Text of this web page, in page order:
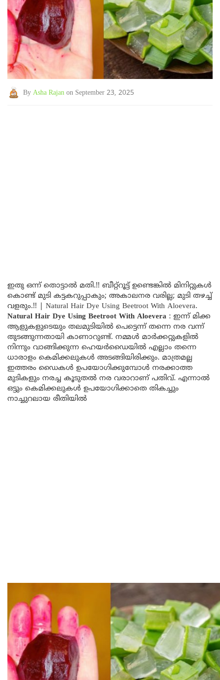
By Asha Rajan on September 23, 2025
ഇതു ഒന്ന് തൊട്ടാൽ മതി.!! ബീറ്റ്റൂട്ട് ഉണ്ടെങ്കിൽ മിനിറ്റുകൾ
കൊണ്ട് മുടി കട്ടകറുപ്പാകും; അകാലനര വരില്ല; മുടി തഴച്ച്
വളരും.!! | Natural Hair Dye Using Beetroot With Aloevera.
Natural Hair Dye Using Beetroot With Aloevera : ഇന്ന് മിക്ക
ആളുകളുടെയും തലമുടിയില്‍ പെട്ടെന്ന് തന്നെ നര വന്ന്
തുടങ്ങുന്നതായി കാണാറുണ്ട്. നമ്മൾ മാർക്കറ്റുകളിൽ
നിന്നും വാങ്ങിക്കുന്ന ഹെയർഡൈയിൽ എല്ലാം തന്നെ
ധാരാളം കെമിക്കലുകൾ അടങ്ങിയിരിക്കും. മാത്രമല്ല
ഇത്തരം ഡൈകൾ ഉപയോഗിക്കുമ്പോൾ നരക്കാത്ത
മുടികളും നരച്ച കൂടുതൽ നര വരാറാണ് പതിവ്. എന്നാൽ
ഒട്ടും കെമിക്കലുകൾ ഉപയോഗിക്കാതെ തികച്ചും
നാച്ചുറലായ രീതിയിൽ